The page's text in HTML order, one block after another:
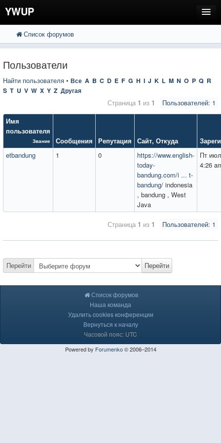
YWUP
FAQ
Вход
Список форумов
Пользователи
Найти пользователя • Все A B C D E F G H I J K L M N O P Q R
S T U V W X Y Z Другая
Пользователей: 1
Страница 1 из 1
Имя
пользователя
Звание Сообщения Репутация Сайт, Откуда
etbandung
1 0
https://www.english-
today-
bandung.com/i ... t-
bandung/ indonesia
, bandung , West
Java
Пт
4:26
Пользователей: 1
Страница 1 из 1
Перейти Перейти
Список форумов
Наша команда
Удалить cookies конференции
Вернуться к началу
Часовой пояс: UTC
Powered by Forumenko© 2006–2014